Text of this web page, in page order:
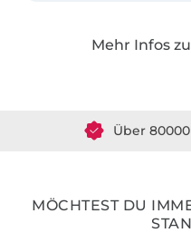
verständlich
Mehr Infos
MÖCHTEST DU